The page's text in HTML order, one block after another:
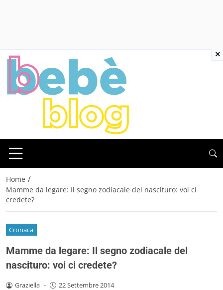
Home /
Mamme da legare: Il segno zodiacale del nascituro: voi ci
credete?
Cronaca
Mamme da legare: Il segno zodiacale del
nascituro: voi ci credete?
Graziella - 22 Settembre 2014
×